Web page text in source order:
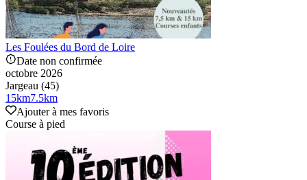
Les Foulées du Bord de Loire
Date non confirmée
octobre 2026
Jargeau (45)
15km7.5km
Ajouter à mes favoris
Course à pied